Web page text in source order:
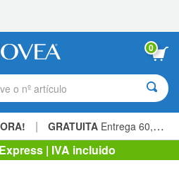
0
o nº artículo
| GRATUITA Entrega 60,00 € »
| IVA incluido